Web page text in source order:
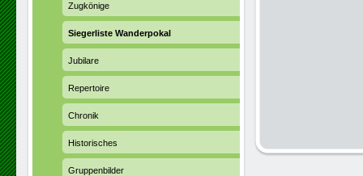
Zugkönige
Siegerliste Wanderpokal
Jubilare
Repertoire
Chronik
Historisches
Gruppenbilder